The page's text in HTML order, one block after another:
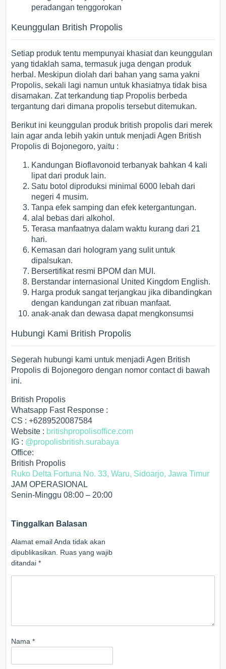
peradangan tenggorokan
Keunggulan British Propolis
Setiap produk tentu mempunyai khasiat dan keunggulan
yang tidaklah sama, termasuk juga dengan produk
herbal. Meskipun diolah dari bahan yang sama yakni
Propolis, sekali lagi namun untuk khasiatnya tidak bisa
disamakan. Zat terkandung tiap Propolis berbeda
tergantung dari dimana propolis tersebut ditemukan.
Berikut ini keunggulan produk british propolis dari merek
lain agar anda lebih yakin untuk menjadi Agen British
Propolis di Bojonegoro, yaitu :
Kandungan Bioflavonoid terbanyak bahkan 4 kali
lipat dari produk lain.
Satu botol diproduksi minimal 6000 lebah dari
negeri 4 musim.
Tanpa efek samping dan efek ketergantungan.
alal bebas dari alkohol.
Terasa manfaatnya dalam waktu kurang dari 21
hari.
Kemasan dari hologram yang sulit untuk
dipalsukan.
Bersertifikat resmi BPOM dan MUI.
Berstandar internasional United Kingdom English.
Harga produk sangat terjangkau jika dibandingkan
dengan kandungan zat ribuan manfaat.
anak-anak dan dewasa dapat mengkonsumsi
Hubungi Kami British Propolis
Segerah hubungi kami untuk menjadi Agen British
Propolis di Bojonegoro dengan nomor contact di bawah
ini.
British Propolis
Whatsapp Fast Response :
CS : +6289520087584
Website : britishpropolisoffice.com
IG : @propolisbritish.surabaya
Office:
British Propolis
Ruko Delta Fortuna No. 33, Waru, Sidoarjo, Jawa Timur
JAM OPERASIONAL
Senin-Minggu 08:00 – 20:00
Tinggalkan Balasan
Alamat email Anda tidak akan
dipublikasikan.
Ruas yang wajib
ditandai*
Nama*